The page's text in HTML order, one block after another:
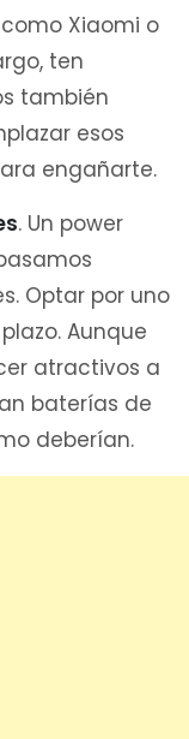
Xiaomi o
ten
también
esos
engañarte.
. Un power
Optar por uno
Aunque
atractivos a
baterías de
deberían.